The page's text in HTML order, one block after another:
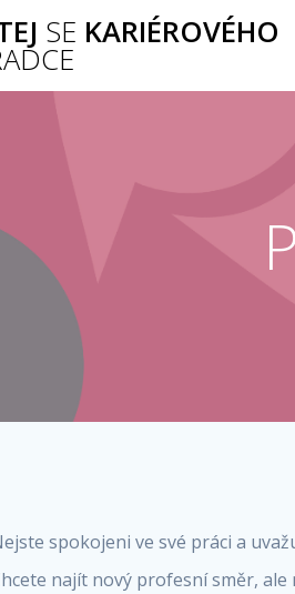
SE KARIÉROVÉHO
spokojeni ve své práci a
najít nový profesní směr, ale